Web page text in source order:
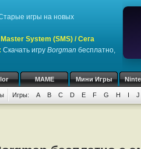
игры на новых
System (SMS) / Сега
: Скачать игру Borgman бесплатно,
MAME Мини Игры
Игры: A B C D E F G H I J